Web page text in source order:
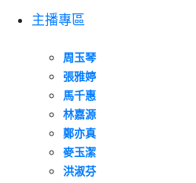
主播專區
周玉琴
張雅婷
馬千惠
林嘉源
鄭亦真
麥玉潔
洪淑芬